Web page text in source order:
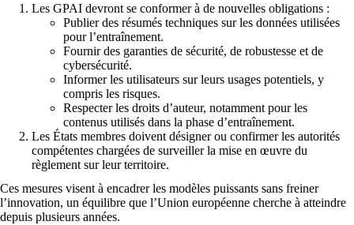
Les GPAI devront se conformer à de nouvelles obligations :
Publier des résumés techniques sur les données utilisées
pour l’entraînement.
Fournir des garanties de sécurité, de robustesse et de
cybersécurité.
Informer les utilisateurs sur leurs usages potentiels, y
compris les risques.
Respecter les droits d’auteur, notamment pour les
contenus utilisés dans la phase d’entraînement.
Les États membres doivent désigner ou confirmer les autorités
compétentes chargées de surveiller la mise en œuvre du
règlement sur leur territoire.
Ces mesures visent à encadrer les modèles puissants sans freiner
l’innovation, un équilibre que l’Union européenne cherche à atteindre
depuis plusieurs années.